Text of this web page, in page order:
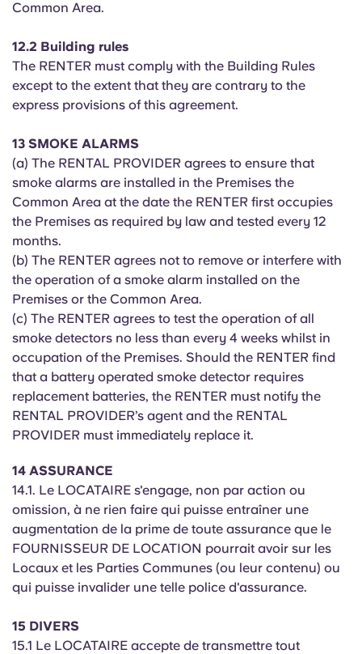
Common Area.
12.2 Building rules
The RENTER must comply with the Building Rules
except to the extent that they are contrary to the
express provisions of this agreement.
13 SMOKE ALARMS
(a) The RENTAL PROVIDER agrees to ensure that
smoke alarms are installed in the Premises the
Common Area at the date the RENTER first occupies
the Premises as required by law and tested every 12
months.
(b) The RENTER agrees not to remove or interfere with
the operation of a smoke alarm installed on the
Premises or the Common Area.
(c) The RENTER agrees to test the operation of all
smoke detectors no less than every 4 weeks whilst in
occupation of the Premises. Should the RENTER find
that a battery operated smoke detector requires
replacement batteries, the RENTER must notify the
RENTAL PROVIDER’s agent and the RENTAL
PROVIDER must immediately replace it.
14 ASSURANCE
14.1. Le LOCATAIRE s'engage, non par action ou
omission, à ne rien faire qui puisse entraîner une
augmentation de la prime de toute assurance que le
FOURNISSEUR DE LOCATION pourrait avoir sur les
Locaux et les Parties Communes (ou leur contenu) ou
qui puisse invalider une telle police d'assurance.
15 DIVERS
15.1 Le LOCATAIRE accepte de transmettre tout